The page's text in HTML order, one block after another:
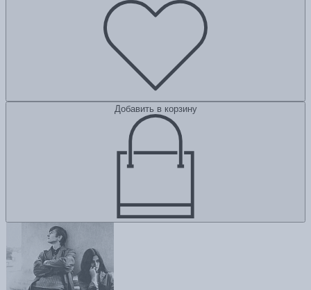
Добавить в корзину